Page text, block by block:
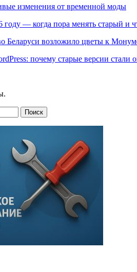
изменения от временной моды
— когда пора менять старый и
Беларуси возложило цветы к
почему старые версии стали